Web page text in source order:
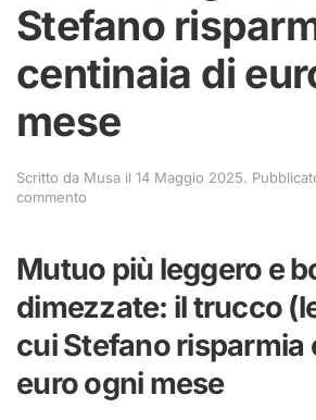
Stefano
centinaia di
mese
Scritto da Musa il 14 Maggio 2025.
commento
leggero
e
bollette
dimezzate:
il
trucco
con
Mutuo più leggero e
dimezzate: il trucco
cui Stefano risparmia
euro ogni mese